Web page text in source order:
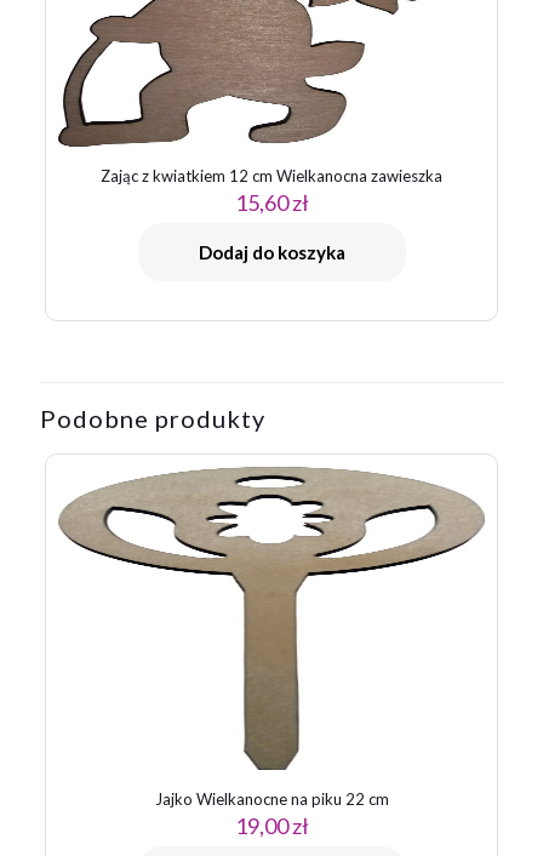
Zając z kwiatkiem 12 cm Wielkanocna zawieszka
15,60zł
Dodaj do koszyka
Podobne produkty
Jajko Wielkanocne na piku 22 cm
19,00zł